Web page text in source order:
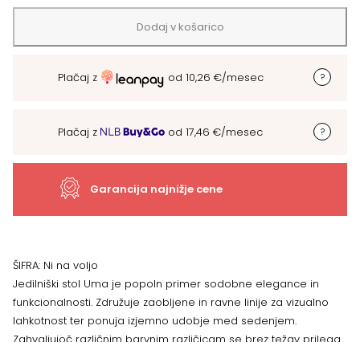
jedilniški
stol
Dodaj v košarico
Plačaj z od 10,26 €/mesec
Plačaj z od 17,46 €/mesec
Garancija najnižje cene
ŠIFRA: Ni na voljo
Jedilniški stol Uma je popoln primer sodobne elegance in
funkcionalnosti. Združuje zaobljene in ravne linije za vizualno
lahkotnost ter ponuja izjemno udobje med sedenjem.